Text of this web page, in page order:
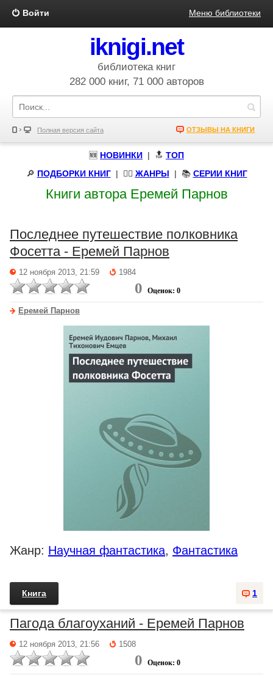
Войти Меню библиотеки
iknigi.net
библиотека книг
282 000 книг, 71 000 авторов
Полная версия сайта ОТЗЫВЫ НА КНИГИ
🆕 НОВИНКИ | 🔝 ТОП
🔎 ПОДБОРКИ КНИГ| 🧝‍♀️ ЖАНРЫ | 📚 СЕРИИ КНИГ
Книги автора Еремей Парнов
Последнее путешествие полковника
Фосетта - Еремей Парнов
12 ноября 2013, 21:59 1984
0 Оценок: 0
Еремей Парнов
Жанр: Научная фантастика, Фантастика
1
Книга
Пагода благоуханий - Еремей Парнов
12 ноября 2013, 21:56 1508
0 Оценок: 0